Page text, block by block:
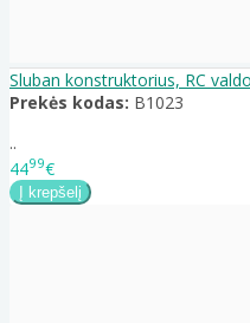
Sluban konstruktorius, RC
Prekės kodas: B1023
..
4499€